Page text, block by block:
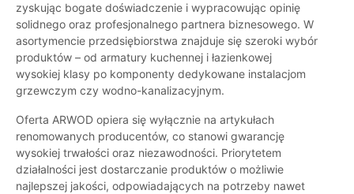
zyskując bogate doświadczenie i wypracowując opinię
solidnego oraz profesjonalnego partnera biznesowego. W
asortymencie przedsiębiorstwa znajduje się szeroki wybór
produktów – od armatury kuchennej i łazienkowej
wysokiej klasy po komponenty dedykowane instalacjom
grzewczym czy wodno-kanalizacyjnym.
Oferta ARWOD opiera się wyłącznie na artykułach
renomowanych producentów, co stanowi gwarancję
wysokiej trwałości oraz niezawodności. Priorytetem
działalności jest dostarczanie produktów o możliwie
najlepszej jakości, odpowiadających na potrzeby nawet